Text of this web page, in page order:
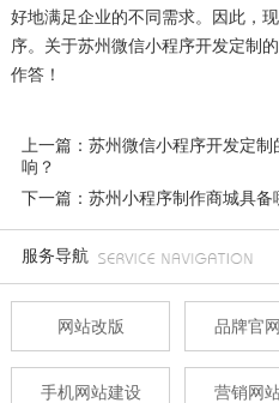
好地满足企业的不同需求。因此，
序。关于苏州微信小程序开发定制
作答！
上一篇：苏州微信小程序开发定
响？
下一篇：苏州小程序制作商城具备
服务导航
网站改版 品牌官
手机网站建设 营销网